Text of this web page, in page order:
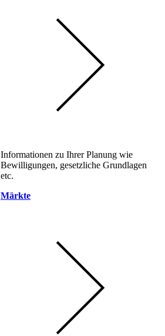
Informationen zu Ihrer Planung wie
Bewilligungen, gesetzliche Grundlagen
etc.
Märkte